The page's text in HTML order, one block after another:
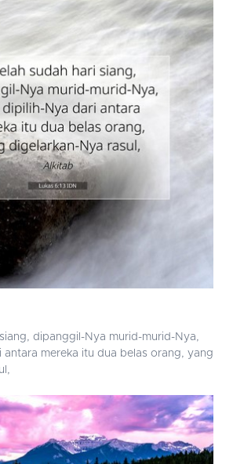
dipanggil-Nya murid-murid-Nya,
mereka itu dua belas orang, yang